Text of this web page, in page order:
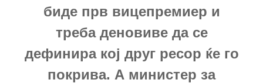
биде прв вицепремиер и
треба деновиве да се
дефинира кој друг ресор ќе го
покрива. А министер за